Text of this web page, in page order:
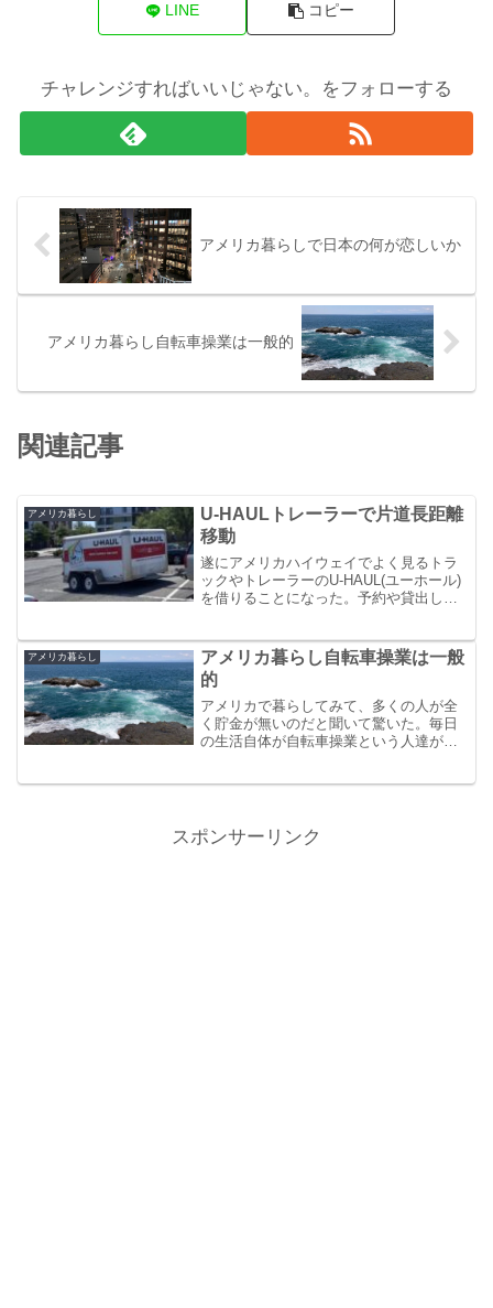
LINE コピー
チャレンジすればいいじゃない。をフォローする
アメリカ暮らしで日本の何が恋しいか
アメリカ暮らし自転車操業は一般的
関連記事
アメリカ暮らし
U-HAULトレーラーで片道長距離
移動
遂にアメリカハイウェイでよく見るトラ
ックやトレーラーのU-HAUL(ユーホール)
を借りることになった。予約や貸出し、
アメリカ暮らし
アメリカ暮らし自転車操業は一般
的
アメリカで暮らしてみて、多くの人が全
く貯金が無いのだと聞いて驚いた。毎日
の生活自体が自転車操業という人達がア
スポンサーリンク